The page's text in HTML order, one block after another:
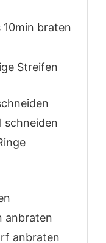
braten
Streifen
schneiden
anbraten
anbraten